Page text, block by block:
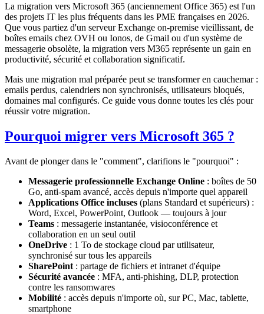
La migration vers Microsoft 365 (anciennement Office 365) est l'un
des projets IT les plus fréquents dans les PME françaises en 2026.
Que vous partiez d'un serveur Exchange on-premise vieillissant, de
boîtes emails chez OVH ou Ionos, de Gmail ou d'un système de
messagerie obsolète, la migration vers M365 représente un gain en
productivité, sécurité et collaboration significatif.
Mais une migration mal préparée peut se transformer en cauchemar :
emails perdus, calendriers non synchronisés, utilisateurs bloqués,
domaines mal configurés. Ce guide vous donne toutes les clés pour
réussir votre migration.
Pourquoi migrer vers Microsoft 365 ?
Avant de plonger dans le "comment", clarifions le "pourquoi" :
Messagerie professionnelle Exchange Online : boîtes de 50
Go, anti-spam avancé, accès depuis n'importe quel appareil
Applications Office incluses (plans Standard et supérieurs) :
Word, Excel, PowerPoint, Outlook — toujours à jour
Teams : messagerie instantanée, visioconférence et
collaboration en un seul outil
OneDrive : 1 To de stockage cloud par utilisateur,
synchronisé sur tous les appareils
SharePoint : partage de fichiers et intranet d'équipe
Sécurité avancée : MFA, anti-phishing, DLP, protection
contre les ransomwares
Mobilité : accès depuis n'importe où, sur PC, Mac, tablette,
smartphone